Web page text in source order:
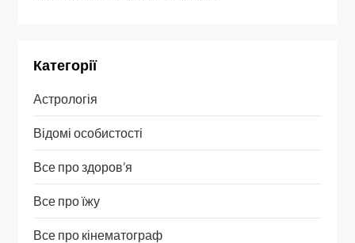
Категорії
Астрологія
Відомі особистості
Все про здоров’я
Все про їжу
Все про кінематограф